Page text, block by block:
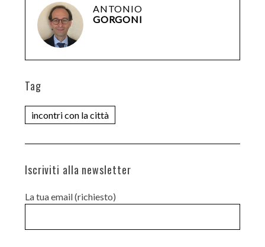
ANTONIO
GORGONI
Tag
incontri con la città
Iscriviti alla newsletter
La tua email (richiesto)